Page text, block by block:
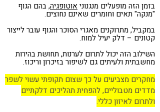
בזמן הזה מופעלים מנגנוני אוטופגיה, בהם הגוף
"מנקה" תאים וחומרים שאינם נחוצים.
במקביל, מתרוקנים מאגרי הסוכר והגוף עובר לייצור
קטונים – דלק יעיל למוח.
השילוב הזה יכול לתרום לערנות, תחושת בהירות
מחשבתית ולעיתים גם לשיפור בזיכרון וריכוז.
מחקרים מצביעים על כך שצום תקופתי עשוי לשפר
מדדים מטבוליים, להפחית תהליכים דלקתיים
ולתרום לאיזון כללי.